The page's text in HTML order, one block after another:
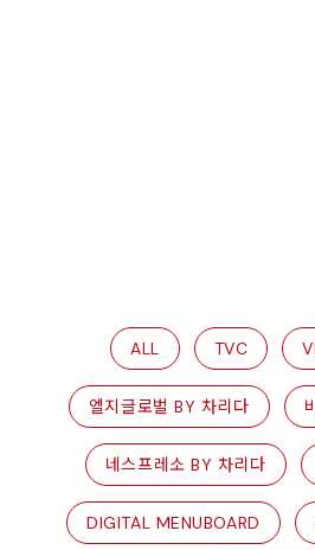
ALL TVC
엘지글로벌 BY 차리다
네스프레소 BY 차리다
DIGITAL MENUBOARD